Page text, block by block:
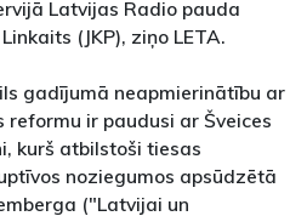
Latvijas Radio pauda
(JKP), ziņo LETA.
gadījumā neapmierinātību ar
ir paudusi ar Šveices
kurš atbilstoši tiesas
noziegumos apsūdzētā
("Latvijai un